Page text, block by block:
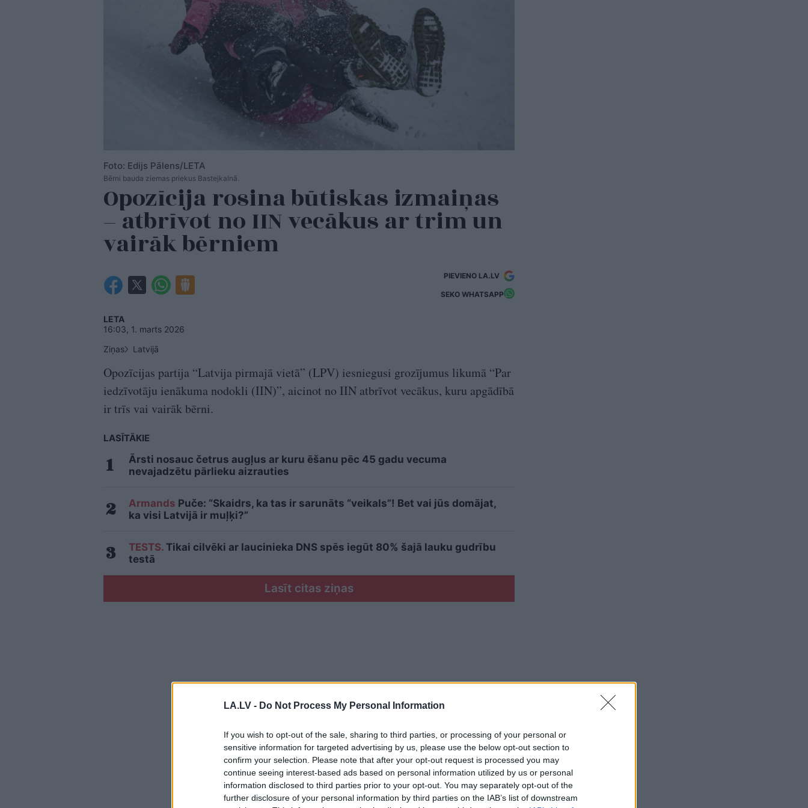
LA.LV - Do Not Process My Personal Information
If you wish to opt-out of the sale, sharing to third parties, or processing of your personal or
sensitive information for targeted advertising by us, please use the below opt-out section to
confirm your selection. Please note that after your opt-out request is processed you may
continue seeing interest-based ads based on personal information utilized by us or personal
information disclosed to third parties prior to your opt-out. You may separately opt-out of the
further disclosure of your personal information by third parties on the IAB’s list of downstream
Foto: Edijs Pālens/LETA
Bērni bauda ziemas priekus Bastejkalnā.
Opozīcija rosina būtiskas izmaiņas
– atbrīvot no IIN vecākus ar trim un
vairāk bērniem
PIEVIENO LA.LV
SEKO WHATSAPP
LETA
16:03, 1. marts 2026
Ziņas
Latvijā
Opozīcijas partija “Latvija pirmajā vietā” (LPV) iesniegusi grozījumus likumā “Par
iedzīvotāju ienākuma nodokli (IIN)”, aicinot no IIN atbrīvot vecākus, kuru apgādībā
ir trīs vai vairāk bērni.
LASĪTĀKIE
Ārsti nosauc četrus augļus ar kuru ēšanu pēc 45 gadu vecuma
nevajadzētu pārlieku aizrauties
Armands Puče: “Skaidrs, ka tas ir sarunāts “veikals”! Bet vai jūs domājat,
ka visi Latvijā ir muļķi?”
TESTS. Tikai cilvēki ar laucinieka DNS spēs iegūt 80% šajā lauku gudrību
testā
Lasīt citas ziņas